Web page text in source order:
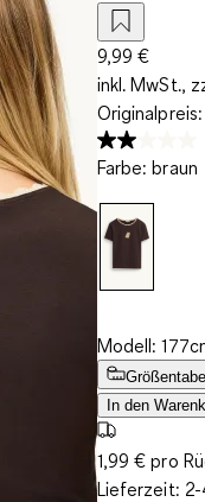
9,99 €
inkl. MwSt.,
Originalpreis:
Farbe: braun
Modell:
In den
1,99 € pro
Lieferzeit: